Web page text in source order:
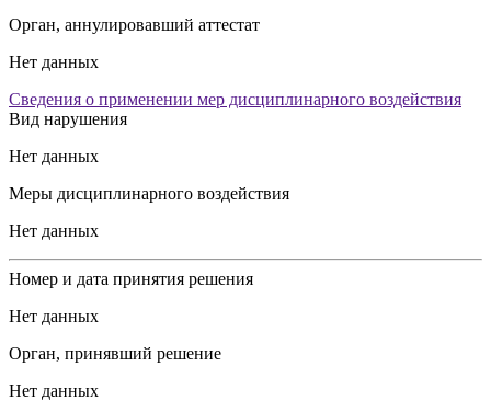
Орган, аннулировавший аттестат
Нет данных
Сведения о применении мер дисциплинарного воздействия
Вид нарушения
Нет данных
Меры дисциплинарного воздействия
Нет данных
Номер и дата принятия решения
Нет данных
Орган, принявший решение
Нет данных